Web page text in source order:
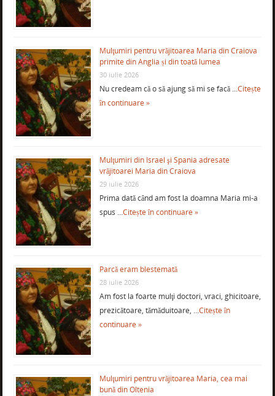
Mulţumiri pentru vrăjitoarea Maria din Craiova
primite din Anglia și din toată lumea
30 iulie 2026
Nu credeam că o să ajung să mi se facă …Citește
în continuare »
Mulţumiri din Israel şi Spania adresate
vrăjitoarei Maria din Craiova
29 iulie 2026
Prima dată când am fost la doamna Maria mi-a
spus …Citește în continuare »
Parcă eram blestemată
28 iulie 2026
Am fost la foarte mulţi doctori, vraci, ghicitoare,
prezicătoare, tămăduitoare, …Citește în
continuare »
Mulţumiri pentru vrăjitoarea Maria, cea mai
bună din Oltenia